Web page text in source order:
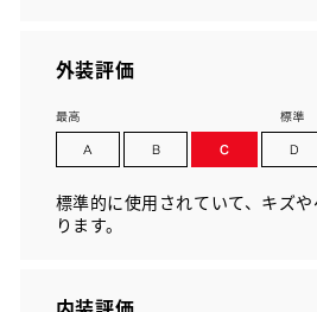
外装評価
標準的に使用されていて、キズ
ります。